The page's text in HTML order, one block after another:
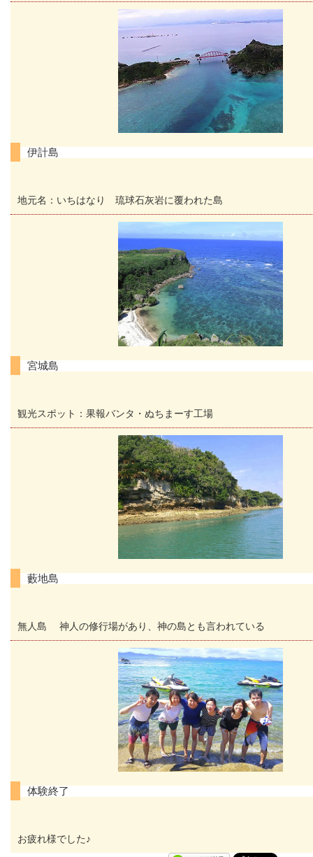
伊計島
地元名：いちはなり 琉球石灰岩に覆われた島
宮城島
観光スポット：果報バンタ・ぬちまーす工場
藪地島
無人島 神人の修行場があり、神の島とも言われている
体験終了
お疲れ様でした♪